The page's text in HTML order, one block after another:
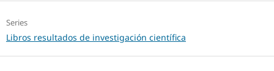
Series
Libros resultados de investigación científica